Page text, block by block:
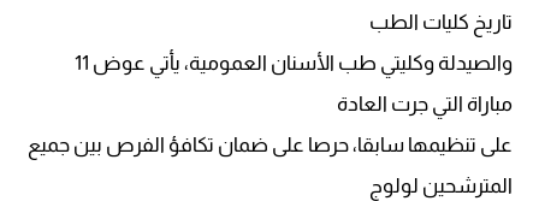
تاريخ كليات الطب
والصيدلة وكليتي طب الأسنان العمومية، يأتي عوض 11
مباراة التي جرت العادة
على تنظيمها سابقا، حرصا على ضمان تكافؤ الفرص بين جميع
المترشحين لولوج